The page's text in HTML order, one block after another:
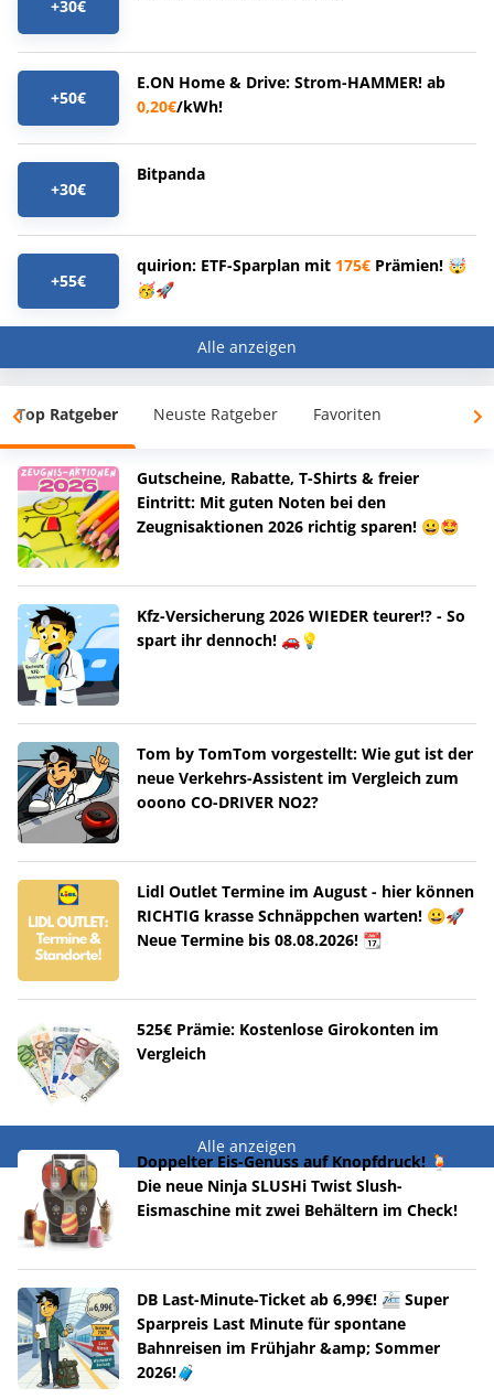
+30€
+50€
E.ON Home & Drive: Strom-HAMMER! ab
0,20€/kWh!
+30€
Bitpanda
+55€
quirion: ETF-Sparplan mit 175€ Prämien! 🤯
🥳🚀
Alle anzeigen
Top Ratgeber Neuste Ratgeber Favoriten
Gutscheine, Rabatte, T-Shirts & freier
Eintritt: Mit guten Noten bei den
Zeugnisaktionen 2026 richtig sparen! 😀🤩
Kfz-Versicherung 2026 WIEDER teurer!? - So
spart ihr dennoch! 🚗💡
Tom by TomTom vorgestellt: Wie gut ist der
neue Verkehrs-Assistent im Vergleich zum
ooono CO-DRIVER NO2?
Lidl Outlet Termine im August - hier können
RICHTIG krasse Schnäppchen warten! 😀🚀
Neue Termine bis 08.08.2026! 📆
525€ Prämie: Kostenlose Girokonten im
Vergleich
Alle anzeigen
Doppelter Eis-Genuss auf Knopfdruck! 🍹
Die neue Ninja SLUSHi Twist Slush-
Eismaschine mit zwei Behältern im Check!
DB Last-Minute-Ticket ab 6,99€! 🚈 Super
Sparpreis Last Minute für spontane
Bahnreisen im Frühjahr &amp; Sommer
2026!🧳